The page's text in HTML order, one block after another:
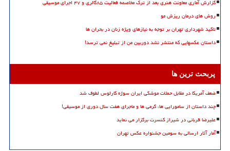
گزارش آماری معاونت هنری بعد از ترک مخاصمه فعالیت ۸۵گالری و ۴۷ اجرای موسیقی
روش های درمان ریزش مو
تاکید شهرداری تهران بر توجه به نیازهای ویژه زنان در بحران ها
داستان عکسهایی که منتشر نشد دوربین من از تبلیغ نمی ترسد!
پربحث ترین ها
ضعف آمریکا در مقابل حملات موشکی ایران سوژه کارلوس لطوف شد
چند داستان از سامورایی ها، گرمی ها و ماجرای هفت سال دوری از موسیقی!
علیرضا قربانی در شیراز کنسرت برگزار می نماید
آمار آثار ارسالی به سومین جشنواره عکس تهران